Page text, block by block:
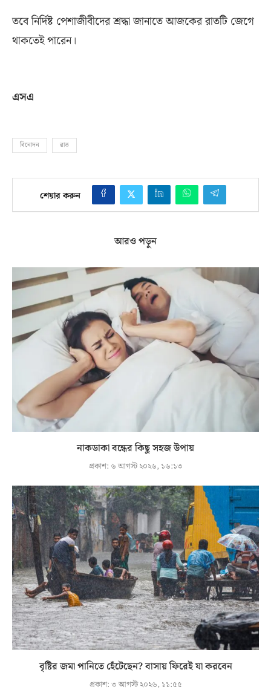
তবে নির্দিষ্ট পেশাজীবীদের শ্রদ্ধা জানাতে আজকের রাতটি জেগে
থাকতেই পারেন।
এসএ
বিনোদন রাত
শেয়ার করুন
আরও পড়ুন
নাকডাকা বন্ধের কিছু সহজ উপায়
প্রকাশ: ৬ আগস্ট ২০২৬, ১৬:১৩
বৃষ্টির জমা পানিতে হেঁটেছেন? বাসায় ফিরেই যা করবেন
প্রকাশ:৩ আগস্ট ২০২৬, ১১:৫৫